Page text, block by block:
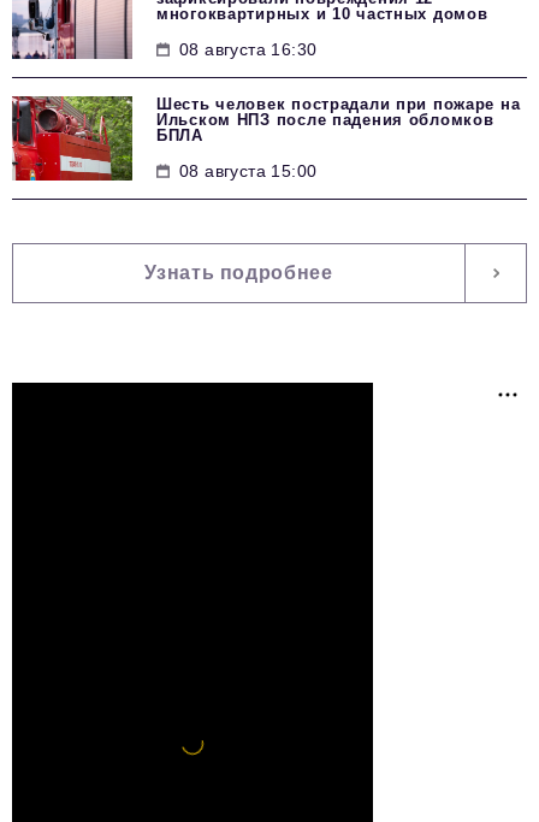
многоквартирных и 10 частных домов
08 августа 16:30
Шесть человек пострадали при пожаре на
Ильском НПЗ после падения обломков
БПЛА
08 августа 15:00
Узнать подробнее